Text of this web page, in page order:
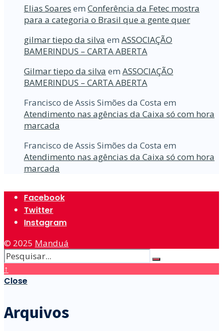
Elias Soares em Conferência da Fetec mostra
para a categoria o Brasil que a gente quer
gilmar tiepo da silva em ASSOCIAÇÃO
BAMERINDUS – CARTA ABERTA
Gilmar tiepo da silva em ASSOCIAÇÃO
BAMERINDUS – CARTA ABERTA
Francisco de Assis Simões da Costa em
Atendimento nas agências da Caixa só com hora
marcada
Francisco de Assis Simões da Costa em
Atendimento nas agências da Caixa só com hora
marcada
Facebook
Twitter
Instagram
© 2025 Manduá
↑
Close
Arquivos